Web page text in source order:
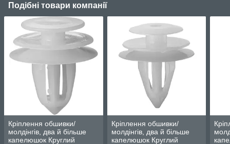
Подібні товари компанії
Кріплення обшивки/
молдінгів, два й більше
капелюшок Круглий
Кріплення обшивки/
молдінгів, два й більше
капелюшок Круглий